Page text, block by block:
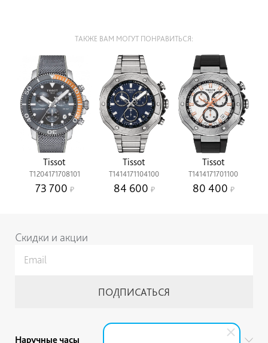
ТАКЖЕ ВАМ МОГУТ ПОНРАВИТЬСЯ:
Tissot
T1204171708101
73 700
Tissot
T1414171104100
84 600
Tissot
T1414171701100
80 400
Скидки и акции
Наручные часы